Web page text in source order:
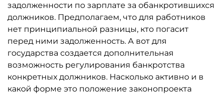
задолженности по зарплате за обанкротившихся
должников. Предполагаем, что для работников
нет принципиальной разницы, кто погасит
перед ними задолженность. А вот для
государства создается дополнительная
возможность регулирования банкротства
конкретных должников. Насколько активно и в
какой форме это положение законопроекта